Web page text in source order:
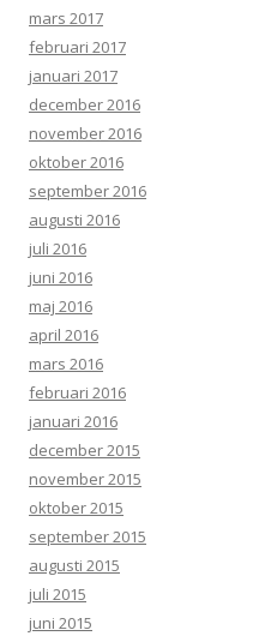
mars 2017
februari 2017
januari 2017
december 2016
november 2016
oktober 2016
september 2016
augusti 2016
juli 2016
juni 2016
maj 2016
april 2016
mars 2016
februari 2016
januari 2016
december 2015
november 2015
oktober 2015
september 2015
augusti 2015
juli 2015
juni 2015